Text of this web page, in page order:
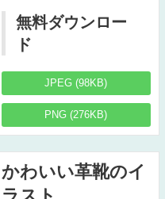
無料ダウンロー
ド
JPEG (98KB)
PNG (276KB)
かわいい革靴のイ